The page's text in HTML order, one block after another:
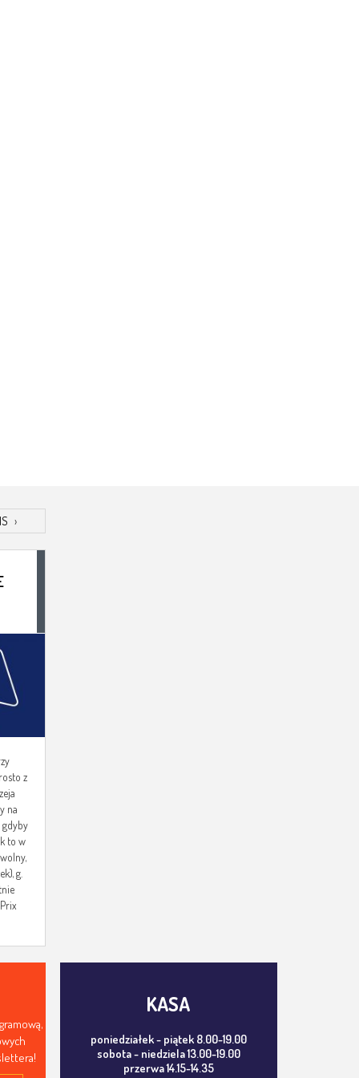
›
z
na
gdyby
to w
g.
KASA
poniedziałek - piątek 8.00-19.00
sobota - niedziela 13.00-19.00
przerwa 14.15-14.35